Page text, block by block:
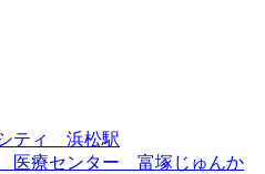
ティ 浜松駅
医療センター 富塚じゅんか